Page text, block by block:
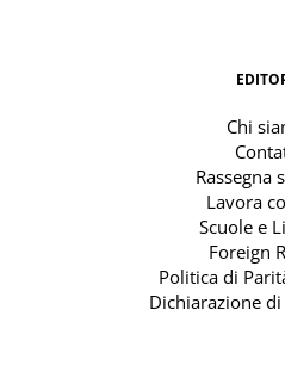
Chi
Rassegna
Lavora
Scuole e
Foreign
Politica di
Dichiarazione